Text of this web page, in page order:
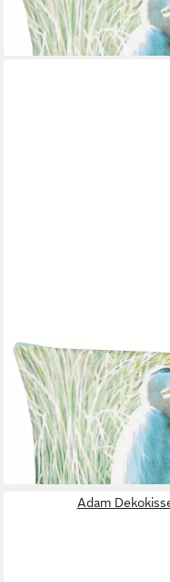
34,99 €
lieferbar - in 3-4 Werktagen
APELT
Dekokissen 3983, aus
ohne Füllung, 1 Stück
25,79 € UVP 29,95 €
-14%
lieferbar - in 3-4 Werktagen
Adam